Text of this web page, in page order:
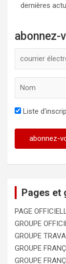
dernières
abonnez-
Liste
Pages et
PAGE
GROUPE
GROUPE
GROUPE
GROUPE